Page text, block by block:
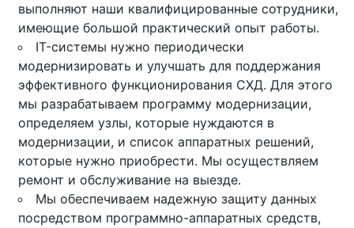
выполняют наши квалифицированные сотрудники,
имеющие большой практический опыт работы.
IT-системы нужно периодически
модернизировать и улучшать для поддержания
эффективного функционирования СХД. Для этого
мы разрабатываем программу модернизации,
определяем узлы, которые нуждаются в
модернизации, и список аппаратных решений,
которые нужно приобрести. Мы осуществляем
ремонт и обслуживание на выезде.
Мы обеспечиваем надежную защиту данных
посредством программно-аппаратных средств,